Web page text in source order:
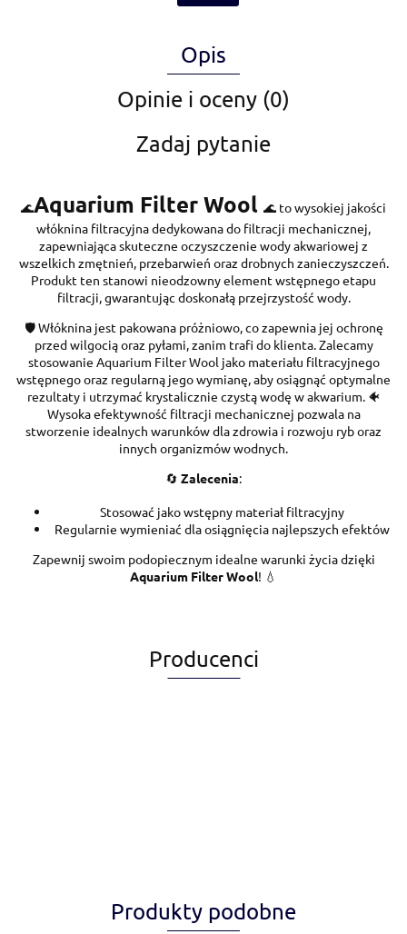
Opis
Opinie i oceny (0)
Zadaj pytanie
🌊Aquarium Filter Wool 🌊 to wysokiej jakości
włóknina filtracyjna dedykowana do filtracji mechanicznej,
zapewniająca skuteczne oczyszczenie wody akwariowej z
wszelkich zmętnień, przebarwień oraz drobnych zanieczyszczeń.
Produkt ten stanowi nieodzowny element wstępnego etapu
filtracji, gwarantując doskonałą przejrzystość wody.
🛡️ Włóknina jest pakowana próżniowo, co zapewnia jej ochronę
przed wilgocią oraz pyłami, zanim trafi do klienta. Zalecamy
stosowanie Aquarium Filter Wool jako materiału filtracyjnego
wstępnego oraz regularną jego wymianę, aby osiągnąć optymalne
rezultaty i utrzymać krystalicznie czystą wodę w akwarium. 🐠
Wysoka efektywność filtracji mechanicznej pozwala na
stworzenie idealnych warunków dla zdrowia i rozwoju ryb oraz
innych organizmów wodnych.
🔄 Zalecenia:
Stosować jako wstępny materiał filtracyjny
Regularnie wymieniać dla osiągnięcia najlepszych efektów
Zapewnij swoim podopiecznym idealne warunki życia dzięki
Aquarium Filter Wool! 💧
Producenci
Amiplay
Produkty podobne